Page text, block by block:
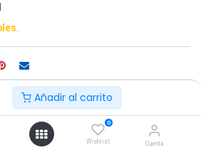
Añadir al carrito
0
Wishlist Cuenta
en
Entrega